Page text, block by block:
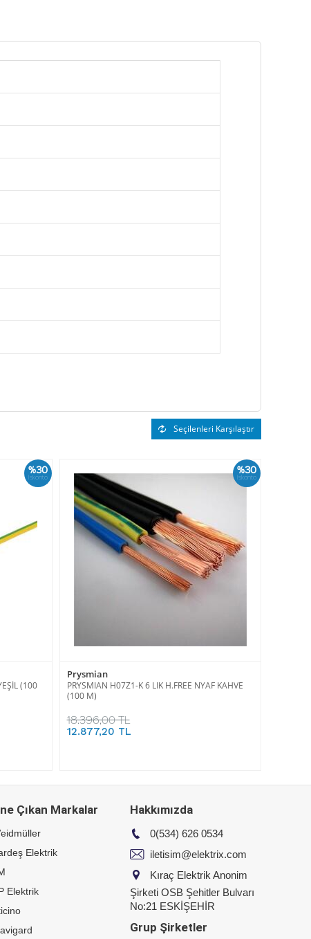
Seçilenleri Karşılaştır
%30
İskonto
(100
%30
İskonto
Prysmian
PRYSMIAN H07Z1-K 6 LIK H.FREE NYAF KAHVE
(100 M)
18.396,00 TL
12.877,20 TL
Çıkan Markalar
Elektrik
Elektrik
Hakkımızda
0(534) 626 0534
iletisim@elektrix.com
Kıraç Elektrik Anonim
Şirketi OSB Şehitler Bulvarı
No:21 ESKİŞEHİR
Grup Şirketler